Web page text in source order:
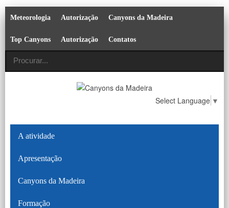
Meteorologia Autorização Canyons da Madeira
Top Canyons Autorização Contatos
Select Language ▼
A atividade
Apresentação
Canyons da Madeira
Formação